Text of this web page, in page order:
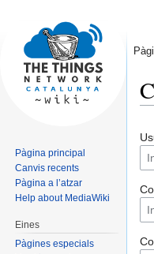
to
to
Pàgina principal
Canvis recents
Pàgina a l’atzar
Help about MediaWiki
Eines
Pàgines especials